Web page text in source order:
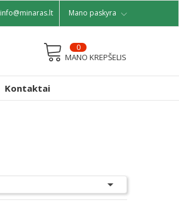
Mano paskyra
info@minaras.lt
MANO KREPŠELIS
0
Kontaktai
